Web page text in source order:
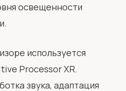
освещенности
используется
Processor XR.
звука, адаптация